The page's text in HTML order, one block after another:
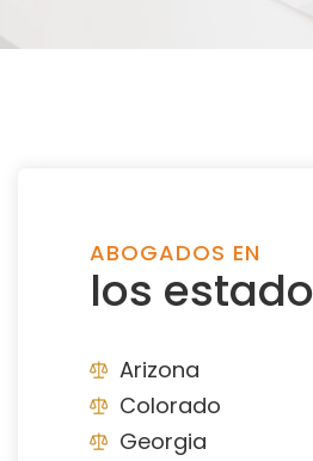
ABOGADOS EN
los
Arizona
Colorado
Georgia